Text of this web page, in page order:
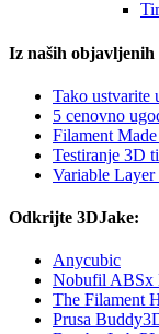
Iz naših objavljenih
Tako ustvarite
5 cenovno
Filament
Testiranje 3D
Variable
Odkrijte 3DJake:
Anycubic
Nobufil ABSx
The Filament
Prusa